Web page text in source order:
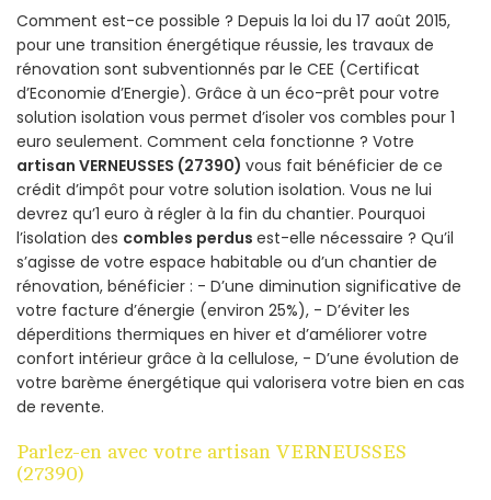
Comment est-ce possible ? Depuis la loi du 17 août 2015,
pour une transition énergétique réussie, les travaux de
rénovation sont subventionnés par le CEE (Certificat
d’Economie d’Energie). Grâce à un éco-prêt pour votre
solution isolation vous permet d’isoler vos combles pour 1
euro seulement. Comment cela fonctionne ? Votre
artisan VERNEUSSES (27390) vous fait bénéficier de ce
crédit d’impôt pour votre solution isolation. Vous ne lui
devrez qu’1 euro à régler à la fin du chantier. Pourquoi
l’isolation des combles perdus est-elle nécessaire ? Qu’il
s’agisse de votre espace habitable ou d’un chantier de
rénovation, bénéficier : - D’une diminution significative de
votre facture d’énergie (environ 25%), - D’éviter les
déperditions thermiques en hiver et d’améliorer votre
confort intérieur grâce à la cellulose, - D’une évolution de
votre barème énergétique qui valorisera votre bien en cas
de revente.
Parlez-en avec votre artisan VERNEUSSES
(27390)